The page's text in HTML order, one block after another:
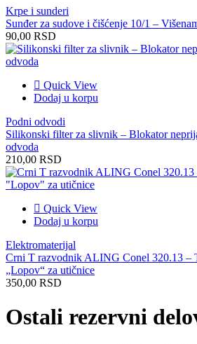
Krpe i sunderi
Sunđer za sudove i čišćenje 10/1 –
90,00 RSD
Quick View
Dodaj u korpu
Podni odvodi
Silikonski filter za slivnik – Blokator
odvoda
210,00 RSD
Quick View
Dodaj u korpu
Elektromaterijal
Crni T razvodnik ALING Conel 320.13 –
„Lopov“ za utičnice
350,00 RSD
Ostali rezervni